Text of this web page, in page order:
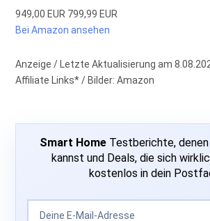
949,00 EUR 799,99 EUR
Bei Amazon ansehen
Anzeige / Letzte Aktualisierung am
Affiliate Links* / Bilder: Amazon
Smart HomeTestberichte, denen
kannst und Deals, die sich
kostenlos in dein